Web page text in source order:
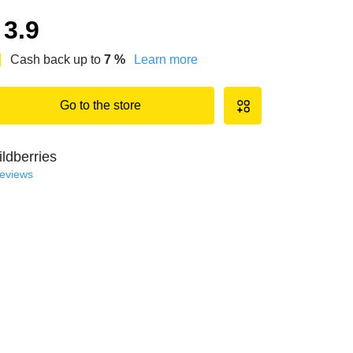
3.9
Cash back up to 7 % Learn more
Go to the store